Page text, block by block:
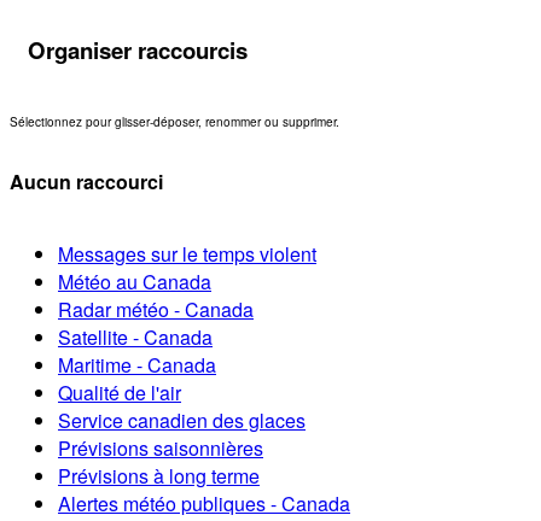
Organiser raccourcis
Sélectionnez pour glisser-déposer, renommer ou supprimer.
Aucun raccourci
Messages sur le temps violent
Météo au Canada
Radar météo - Canada
Satellite - Canada
Maritime - Canada
Qualité de l'air
Service canadien des glaces
Prévisions saisonnières
Prévisions à long terme
Alertes météo publiques - Canada